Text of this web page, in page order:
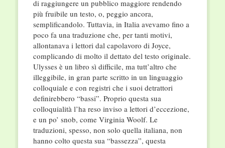
di raggiungere un pubblico maggiore rendendo
più fruibile un testo, o, peggio ancora,
semplificandolo. Tuttavia, in Italia avevamo fino a
poco fa una traduzione che, per tanti motivi,
allontanava i lettori dal capolavoro di Joyce,
complicando di molto il dettato del testo originale.
Ulysses è un libro sì difficile, ma tutt’altro che
illeggibile, in gran parte scritto in un linguaggio
colloquiale e con registri che i suoi detrattori
definirebbero “bassi”. Proprio questa sua
colloquialità l’ha reso inviso a lettori d’eccezione,
e un po’ snob, come Virginia Woolf. Le
traduzioni, spesso, non solo quella italiana, non
hanno colto questa sua “bassezza”, questa